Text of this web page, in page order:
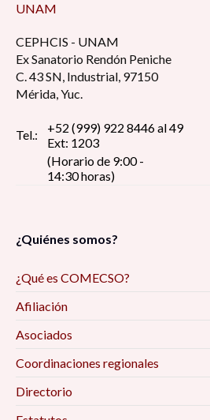
UNAM
CEPHCIS - UNAM
Ex Sanatorio Rendón Peniche
C. 43 SN, Industrial, 97150
Mérida, Yuc.
Tel.:
+52 (999) 922 8446 al 49
Ext: 1203
(Horario de 9:00 -
14:30 horas)
¿Quiénes somos?
¿Qué es COMECSO?
Afiliación
Asociados
Coordinaciones regionales
Directorio